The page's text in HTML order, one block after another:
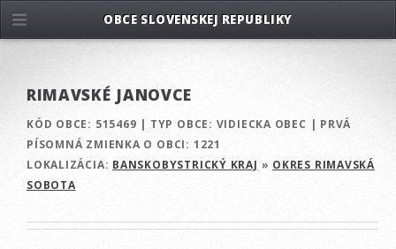
RIMAVSKÉ JANOVCE
KÓD OBCE: 515469 | TYP OBCE: VIDIECKA OBEC | PRVÁ
PÍSOMNÁ ZMIENKA O OBCI: 1221
LOKALIZÁCIA: BANSKOBYSTRICKÝ KRAJ » OKRES RIMAVSKÁ
SOBOTA
OBCE SLOVENSKEJ REPUBLIKY